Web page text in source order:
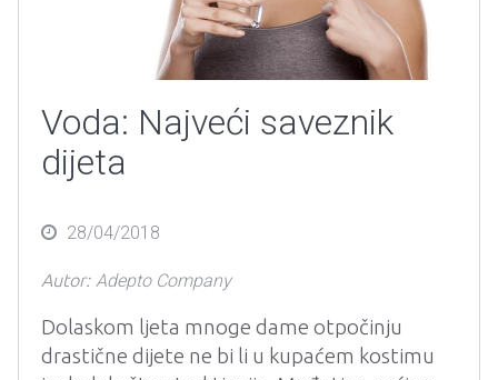
Voda: Najveći saveznik
dijeta
Posted28/04/2018
Autor: Adepto Company
Dolaskom ljeta mnoge dame otpočinju
drastične dijete ne bi li u kupaćem kostimu